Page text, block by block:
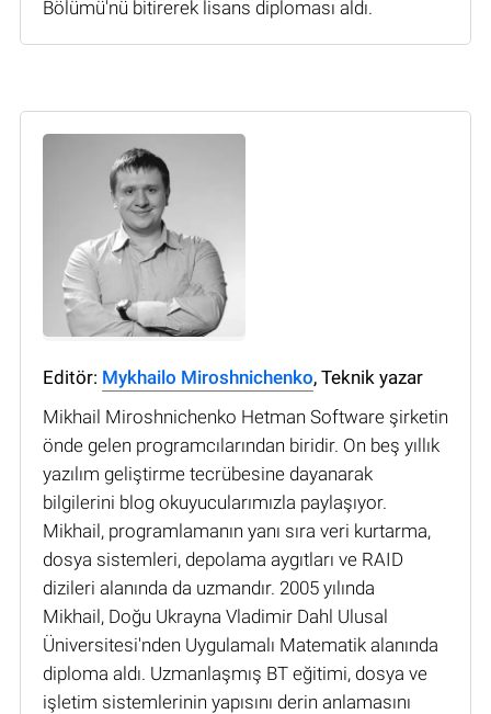
Bölümü'nü bitirerek lisans diploması aldı.
Editör: Mykhailo Miroshnichenko, Teknik yazar
Mikhail Miroshnichenko Hetman Software şirketin
önde gelen programcılarından biridir. On beş yıllık
yazılım geliştirme tecrübesine dayanarak
bilgilerini blog okuyucularımızla paylaşıyor.
Mikhail, programlamanın yanı sıra veri kurtarma,
dosya sistemleri, depolama aygıtları ve RAID
dizileri alanında da uzmandır. 2005 yılında
Mikhail, Doğu Ukrayna Vladimir Dahl Ulusal
Üniversitesi'nden Uygulamalı Matematik alanında
diploma aldı. Uzmanlaşmış BT eğitimi, dosya ve
işletim sistemlerinin yapısını derin anlamasını